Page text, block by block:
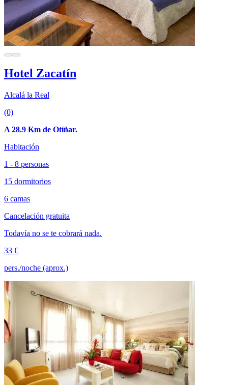
Hotel Zacatín
Alcalá la Real
(0)
A 28.9 Km de Otíñar.
Habitación
1 - 8 personas
15 dormitorios
6 camas
Cancelación gratuita
Todavía no se te cobrará nada.
33 €
pers./noche (aprox.)